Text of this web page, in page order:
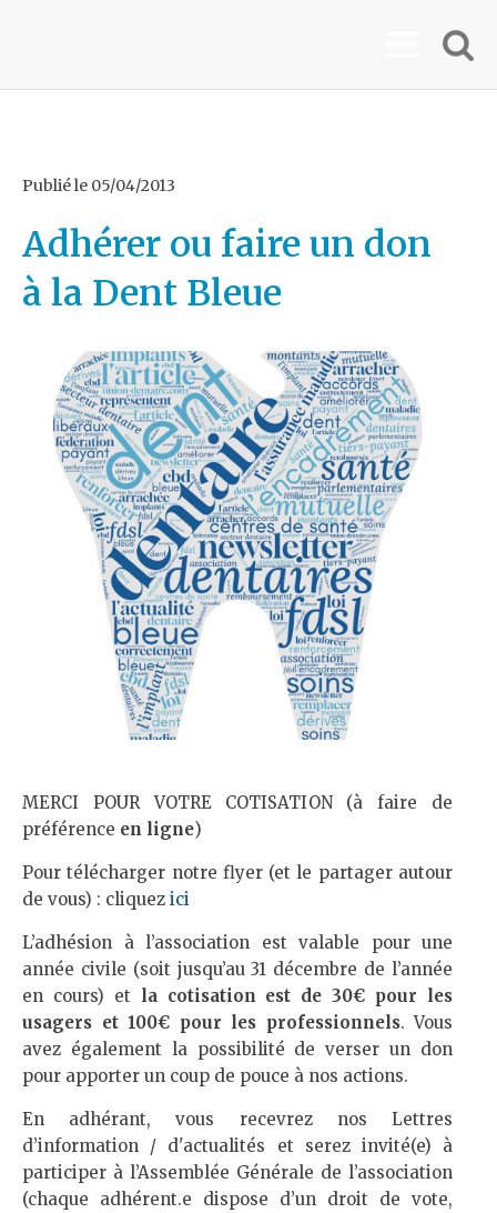
Publié le 05/04/2013
Adhérer ou faire un don
à la Dent Bleue
MERCI POUR VOTRE COTISATION (à faire de
préférence en ligne)
Pour télécharger notre flyer (et le partager autour
de vous) : cliquez ici
L’adhésion à l’association est valable pour une
année civile (soit jusqu’au 31 décembre de l’année
en cours) et la cotisation est de 30€ pour les
usagers et 100€ pour les professionnels. Vous
avez également la possibilité de verser un don
pour apporter un coup de pouce à nos actions.
En adhérant, vous recevrez nos Lettres
d’information / d'actualités et serez invité(e) à
participer à l’Assemblée Générale de l’association
(chaque adhérent.e dispose d’un droit de vote,